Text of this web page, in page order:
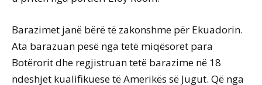
Barazimet janë bërë të zakonshme për Ekuadorin.
Ata barazuan pesë nga tetë miqësoret para
Botërorit dhe regjistruan tetë barazime në 18
ndeshjet kualifikuese të Amerikës së Jugut. Që nga